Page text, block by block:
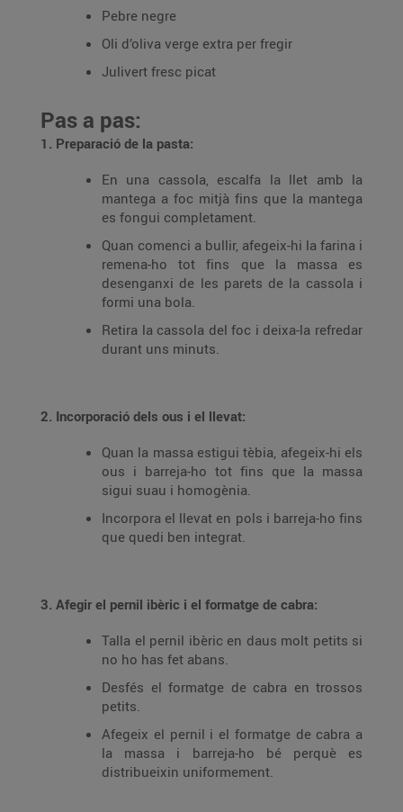
Pebre negre
Oli d’oliva verge extra per fregir
Julivert fresc picat
Pas a pas:
1. Preparació de la pasta:
En una cassola, escalfa la llet amb la
mantega a foc mitjà fins que la mantega
es fongui completament.
Quan comenci a bullir, afegeix-hi la farina i
remena-ho tot fins que la massa es
desenganxi de les parets de la cassola i
formi una bola.
Retira la cassola del foc i deixa-la refredar
durant uns minuts.
2. Incorporació dels ous i el llevat:
Quan la massa estigui tèbia, afegeix-hi els
ous i barreja-ho tot fins que la massa
sigui suau i homogènia.
Incorpora el llevat en pols i barreja-ho fins
que quedi ben integrat.
3. Afegir el pernil ibèric i el formatge de cabra:
Talla el pernil ibèric en daus molt petits si
no ho has fet abans.
Desfés el formatge de cabra en trossos
petits.
Afegeix el pernil i el formatge de cabra a
la massa i barreja-ho bé perquè es
distribueixin uniformement.